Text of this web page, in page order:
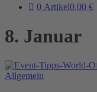
0 Artikel0,00 €
8. Januar
Allgemein